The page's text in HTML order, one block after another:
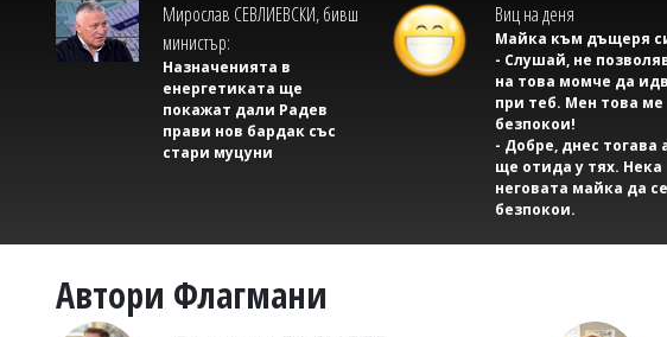
Мирослав СЕВЛИЕВСКИ, бивш
министър:
Назначенията в
енергетиката ще
покажат дали Радев
прави нов бардак със
стари муцуни
Виц на деня
Майка към дъщеря
- Слушай, не
на това момче да
при теб. Мен това ме
безпокои!
- Добре, днес тогава
ще отида у тях. Нека
неговата майка да се
безпокои.
Автори Флагмани